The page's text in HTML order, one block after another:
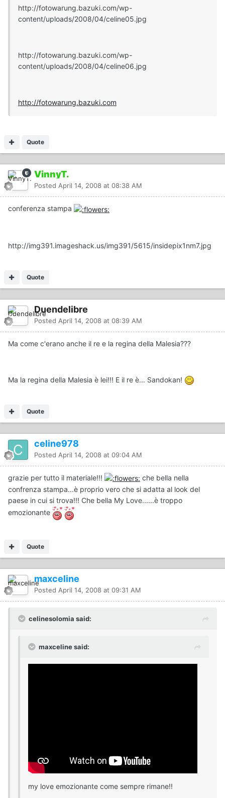
http://fotowarung.bazuki.com/wp-
content/uploads/2008/04/celine05.jpg
http://fotowarung.bazuki.com/wp-
content/uploads/2008/04/celine06.jpg
http://fotowarung.bazuki.com
Quote
VinnyT.
Posted April 14, 2008 at 08:38 AM
conferenza stampa
http://img391.imageshack.us/img391/5615/insidepix1nm7.jpg
Quote
Duendelibre
Posted April 14, 2008 at 08:39 AM
Ma come c'erano anche il re e la regina della Malesia???
Ma la regina della Malesia è lei!!! E il re è... Sandokan!
Quote
celine978
Posted April 14, 2008 at 09:04 AM
grazie per tutto il materiale!!!
che bella nella
confrenza stampa...è proprio vero che si adatta al look del
paese in cui si trova!!! Che bella My Love......è troppo
emozionante
Quote
maxceline
Posted April 14, 2008 at 09:31 AM
celinesolomia said:
maxceline said:
my love emozionante come sempre rimane!!